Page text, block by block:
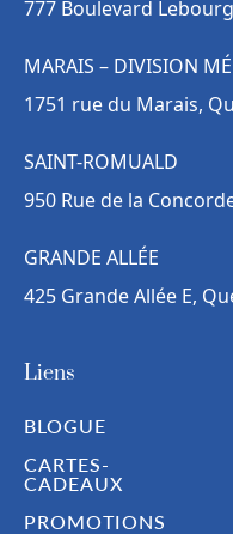
777 Boulevard
MARAIS – DIVISION
1751 rue du Marais,
SAINT-ROMUALD
950 Rue de la
GRANDE ALLÉE
425 Grande Allée E,
Liens
BLOGUE
CARTES-
CADEAUX
PROMOTIONS